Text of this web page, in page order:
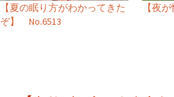
【夏の眠り方がわかってきた
ぞ】 No.6513
【夜